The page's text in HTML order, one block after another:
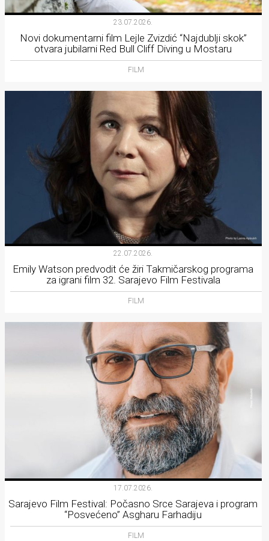
23.07.2026.
Novi dokumentarni film Lejle Zvizdić “Najdublji skok”
otvara jubilarni Red Bull Cliff Diving u Mostaru
FILM
22.07.2026.
Emily Watson predvodit će žiri Takmičarskog programa
za igrani film 32. Sarajevo Film Festivala
FILM
17.07.2026.
Sarajevo Film Festival: Počasno Srce Sarajeva i program
“Posvećeno” Asgharu Farhadiju
FILM